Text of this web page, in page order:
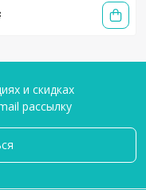
и скидках
рассылку